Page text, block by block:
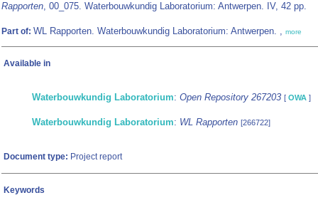
Rapporten, 00_075. Waterbouwkundig Laboratorium: Antwerpen. IV, 42 pp.
Part of: WL Rapporten. Waterbouwkundig Laboratorium: Antwerpen. , more
Available in
Waterbouwkundig Laboratorium: Open Repository 267203 [ OWA ]
Waterbouwkundig Laboratorium: WL Rapporten [266722]
Document type: Project report
Keywords